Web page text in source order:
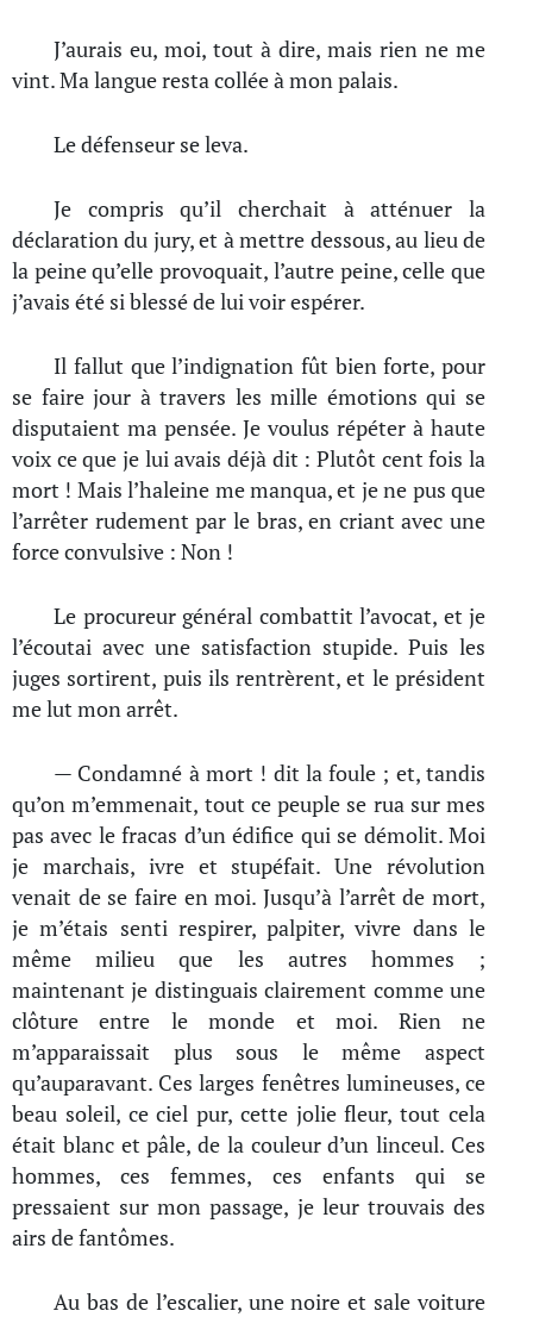
J’aurais eu, moi, tout à dire, mais rien ne me
vint. Ma langue resta collée à mon palais.
Le défenseur se leva.
Je compris qu’il cherchait à atténuer la
déclaration du jury, et à mettre dessous, au lieu de
la peine qu’elle provoquait, l’autre peine, celle que
j’avais été si blessé de lui voir espérer.
Il fallut que l’indignation fût bien forte, pour
se faire jour à travers les mille émotions qui se
disputaient ma pensée. Je voulus répéter à haute
voix ce que je lui avais déjà dit : Plutôt cent fois la
mort ! Mais l’haleine me manqua, et je ne pus que
l’arrêter rudement par le bras, en criant avec une
force convulsive : Non !
Le procureur général combattit l’avocat, et je
l’écoutai avec une satisfaction stupide. Puis les
juges sortirent, puis ils rentrèrent, et le président
me lut mon arrêt.
— Condamné à mort ! dit la foule ; et, tandis
qu’on m’emmenait, tout ce peuple se rua sur mes
pas avec le fracas d’un édifice qui se démolit. Moi
je marchais, ivre et stupéfait. Une révolution
venait de se faire en moi. Jusqu’à l’arrêt de mort,
je m’étais senti respirer, palpiter, vivre dans le
même milieu que les autres hommes ;
maintenant je distinguais clairement comme une
clôture entre le monde et moi. Rien ne
m’apparaissait plus sous le même aspect
qu’auparavant. Ces larges fenêtres lumineuses, ce
beau soleil, ce ciel pur, cette jolie fleur, tout cela
était blanc et pâle, de la couleur d’un linceul. Ces
hommes, ces femmes, ces enfants qui se
pressaient sur mon passage, je leur trouvais des
airs de fantômes.
Au bas de l’escalier, une noire et sale voiture